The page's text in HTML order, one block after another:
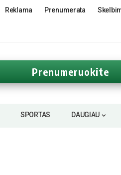
Reklama Prenumerata
Prenumeruokite
SPORTAS DAUGIAU